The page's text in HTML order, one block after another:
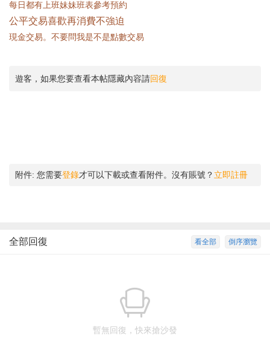
每日都有上班妹妹班表參考預約
公平交易喜歡再消費不強迫
現金交易。不要問我是不是點數交易
遊客，如果您要查看本帖隱藏內容請回復
附件: 您需要登錄才可以下載或查看附件。沒有賬號？ 立即註冊
倒序瀏覽
看全部
全部回復
暫無回復，快來搶沙發